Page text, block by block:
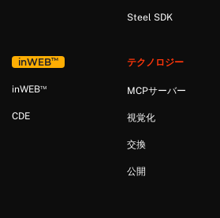
Steel SDK
inWEB™
inWEB™
CDE
テクノロジー
MCPサーバー
視覚化
交換
公開